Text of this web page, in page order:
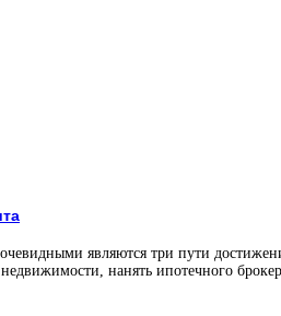
являются три пути
нанять ипотечного